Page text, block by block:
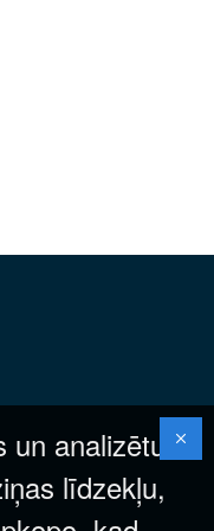
analizētu
līdzekļu,